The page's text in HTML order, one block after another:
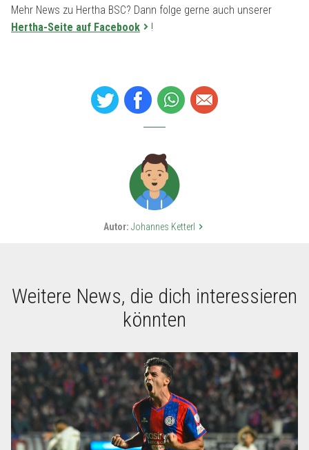
Mehr News zu Hertha BSC? Dann folge gerne auch unserer
Hertha-Seite auf Facebook
!
Autor: Johannes Ketterl keyboard_arrow_right
Weitere News, die dich interessieren
könnten